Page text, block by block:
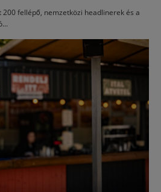
fellépő, nemzetközi headlinerek és a